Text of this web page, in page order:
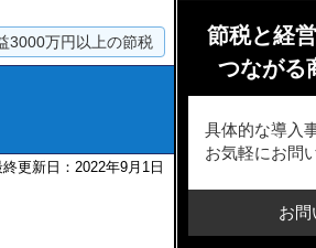
3000万円以上の節税
終更新日：2022年9月1日
節税と経
つながる
具体的な導入
お気軽にお問
お問